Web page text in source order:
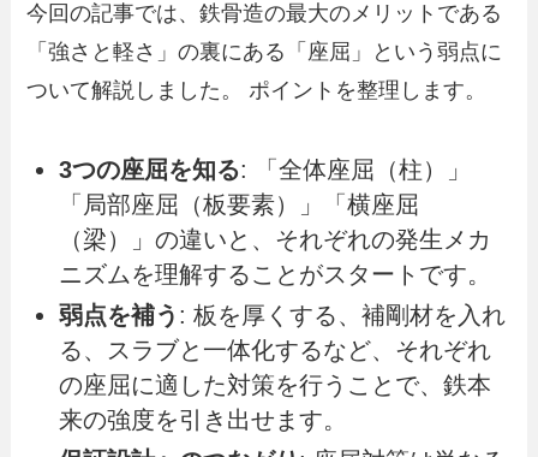
今回の記事では、鉄骨造の最大のメリットである
「強さと軽さ」の裏にある「座屈」という弱点に
ついて解説しました。 ポイントを整理します。
3つの座屈を知る: 「全体座屈（柱）」
「局部座屈（板要素）」「横座屈
（梁）」の違いと、それぞれの発生メカ
ニズムを理解することがスタートです。
弱点を補う : 板を厚くする、補剛材を入れ
る、スラブと一体化するなど、それぞれ
の座屈に適した対策を行うことで、鉄本
来の強度を引き出せます。